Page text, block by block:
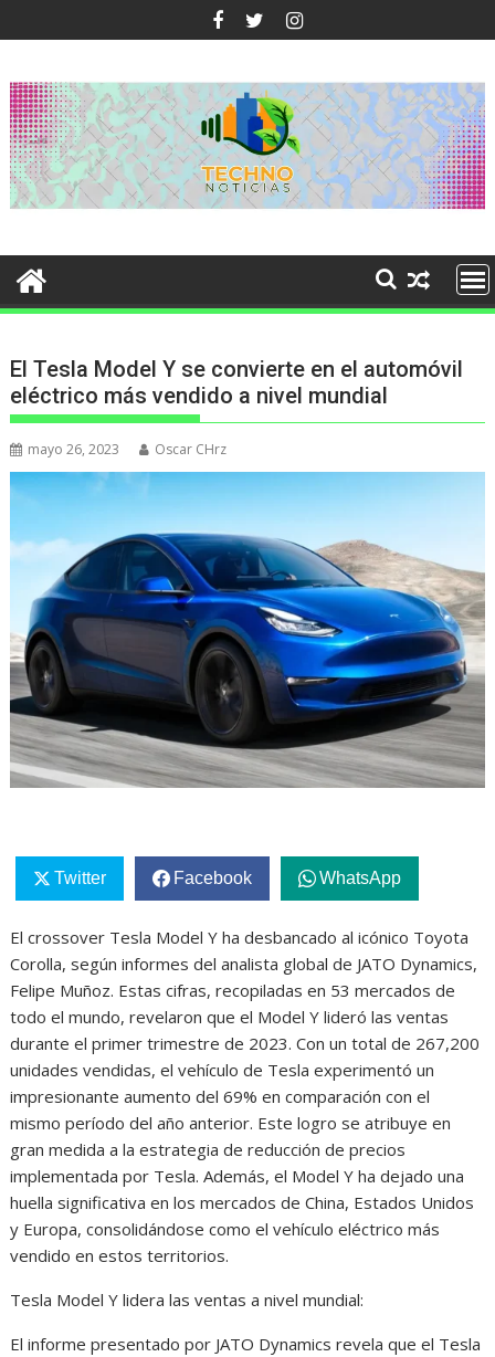
al
El Tesla Model Y se convierte en el automóvil
eléctrico más vendido a nivel mundial
mayo 26, 2023 Oscar CHrz
Twitter Facebook WhatsApp
El crossover Tesla Model Y ha desbancado al icónico Toyota
Corolla, según informes del analista global de JATO Dynamics,
Felipe Muñoz. Estas cifras, recopiladas en 53 mercados de
todo el mundo, revelaron que el Model Y lideró las ventas
durante el primer trimestre de 2023. Con un total de 267,200
unidades vendidas, el vehículo de Tesla experimentó un
impresionante aumento del 69% en comparación con el
mismo período del año anterior. Este logro se atribuye en
gran medida a la estrategia de reducción de precios
implementada por Tesla. Además, el Model Y ha dejado una
huella significativa en los mercados de China, Estados Unidos
y Europa, consolidándose como el vehículo eléctrico más
vendido en estos territorios.
Tesla Model Y lidera las ventas a nivel mundial:
El informe presentado por JATO Dynamics revela que el Tesla